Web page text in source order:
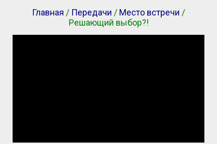
Главная / Передачи / Место встречи /
Решающий выбор?!